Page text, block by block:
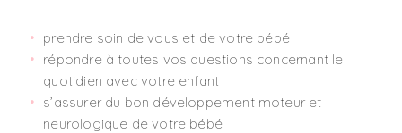
prendre soin de vous et de votre bébé
répondre à toutes vos questions concernant le
quotidien avec votre enfant
s’assurer du bon développement moteur et
neurologique de votre bébé